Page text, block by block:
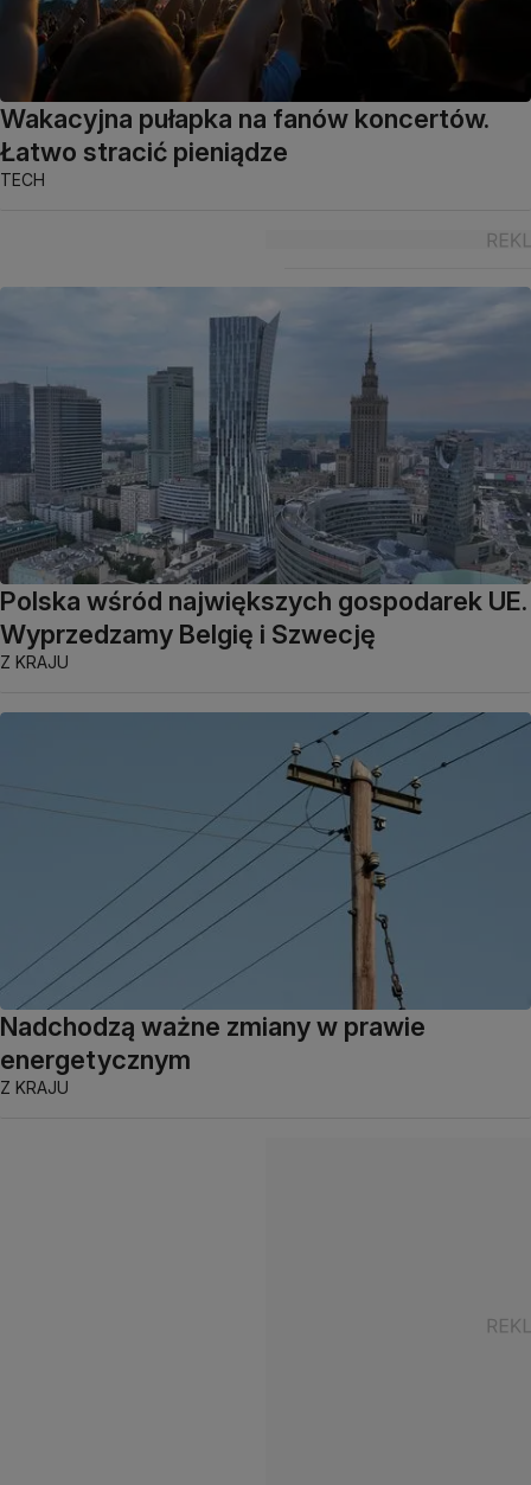
Wakacyjna pułapka na fanów koncertów.
Łatwo stracić pieniądze
TECH
Polska wśród największych gospodarek UE.
Wyprzedzamy Belgię i Szwecję
Z KRAJU
Nadchodzą ważne zmiany w prawie
energetycznym
Z KRAJU